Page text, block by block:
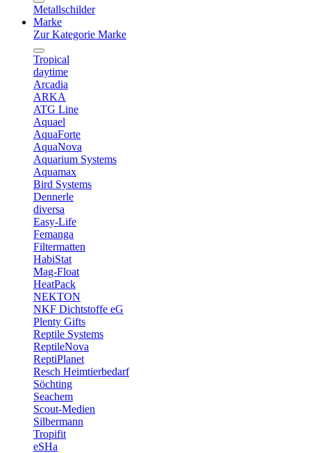
Metallschilder
Marke
Zur Kategorie Marke
Tropical
daytime
Arcadia
ARKA
ATG Line
Aquael
AquaForte
AquaNova
Aquarium Systems
Aquamax
Bird Systems
Dennerle
diversa
Easy-Life
Femanga
Filtermatten
HabiStat
Mag-Float
HeatPack
NEKTON
NKF Dichtstoffe eG
Plenty Gifts
Reptile Systems
ReptileNova
ReptiPlanet
Resch Heimtierbedarf
Söchting
Seachem
Scout-Medien
Silbermann
Tropifit
eSHa